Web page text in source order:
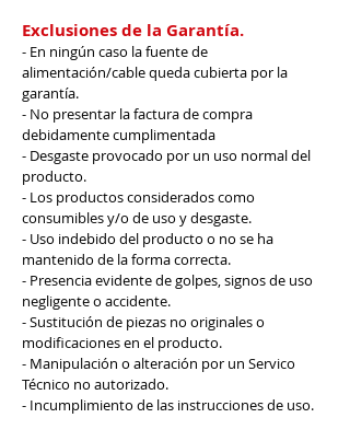
Exclusiones de la Garantía.
- En ningún caso la fuente de
alimentación/cable queda cubierta por la
garantía.
- No presentar la factura de compra
debidamente cumplimentada
- Desgaste provocado por un uso normal del
producto.
- Los productos considerados como
consumibles y/o de uso y desgaste.
- Uso indebido del producto o no se ha
mantenido de la forma correcta.
- Presencia evidente de golpes, signos de uso
negligente o accidente.
- Sustitución de piezas no originales o
modificaciones en el producto.
- Manipulación o alteración por un Servico
Técnico no autorizado.
- Incumplimiento de las instrucciones de uso.